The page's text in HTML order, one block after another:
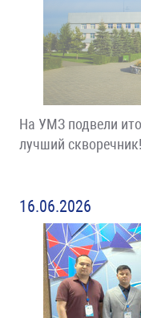
На УМЗ подвели
лучший
16.06.2026